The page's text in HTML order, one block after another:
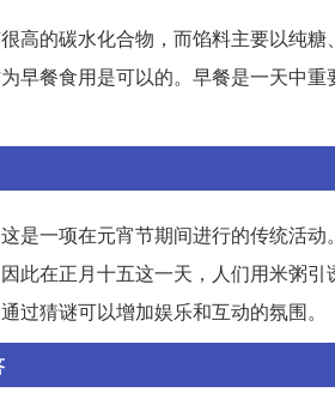
高的碳水化合物，而馅料主要以纯
早餐食用是可以的。早餐是一天中
是一项在元宵节期间进行的传统活
此在正月十五这一天，人们用米粥
过猜谜可以增加娱乐和互动的氛围。